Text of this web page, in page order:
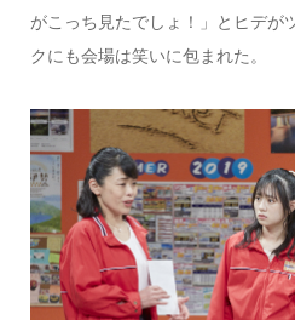
がこっち見たでしょ！」とヒデが
クにも会場は笑いに包まれた。